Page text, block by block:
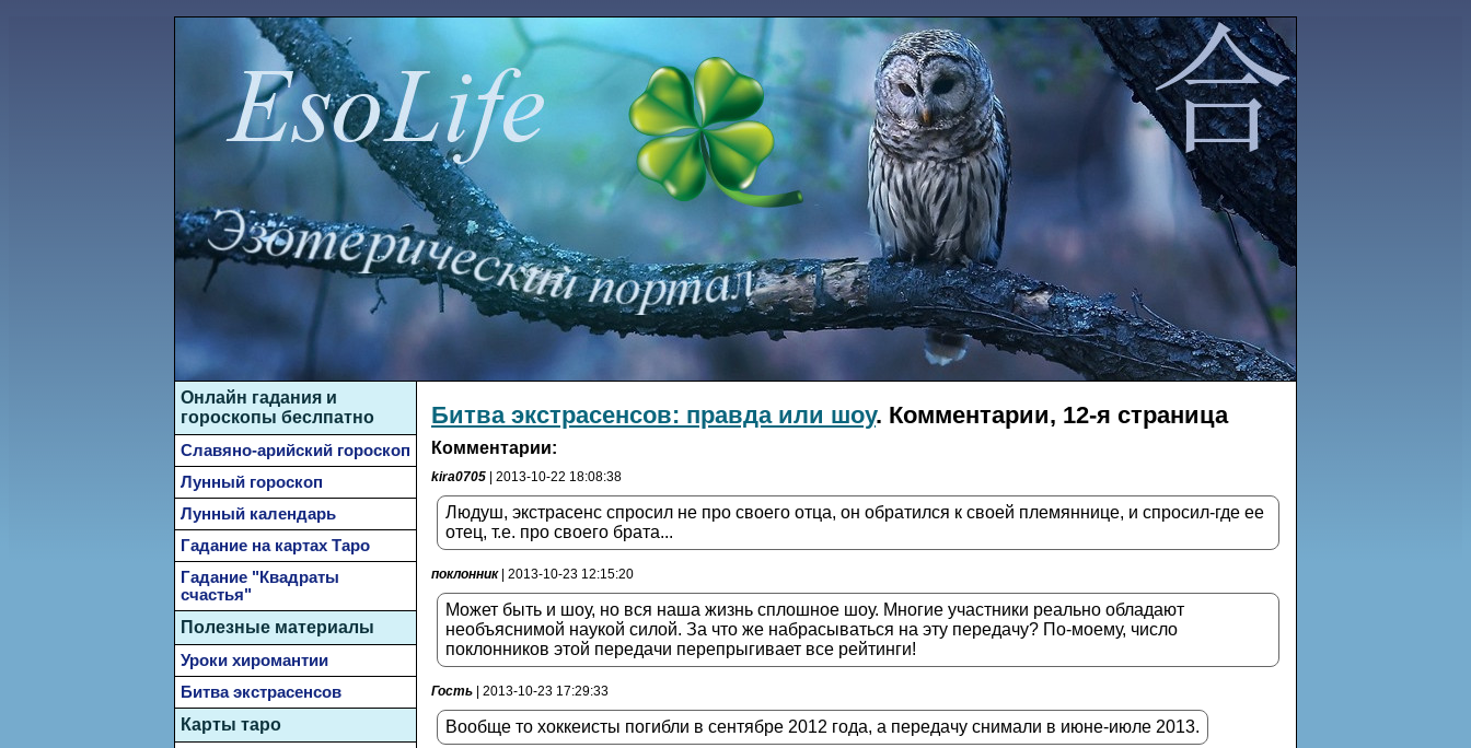
Битва экстрасенсов: правда или шоу. Комментарии, 12-я страница
Комментарии:
kira0705 | 2013-10-22 18:08:38
Людуш, экстрасенс спросил не про своего отца, он обратился к своей племяннице, и спросил-где ее
отец, т.е. про своего брата...
поклонник| 2013-10-23 12:15:20
Может быть и шоу, но вся наша жизнь сплошное шоу. Многие участники реально обладают
необъяснимой наукой силой. За что же набрасываться на эту передачу? По-моему, число
поклонников этой передачи перепрыгивает все рейтинги!
Гость | 2013-10-23 17:29:33
Вообще то хоккеисты погибли в сентябре 2012 года, а передачу снимали в июне-июле 2013.
Онлайн гадания и
гороскопы беслпатно
Славяно-арийский гороскоп
Лунный гороскоп
Лунный календарь
Гадание на картах Таро
Гадание "Квадраты
счастья"
Полезные материалы
Уроки хиромантии
Битва экстрасенсов
Карты таро